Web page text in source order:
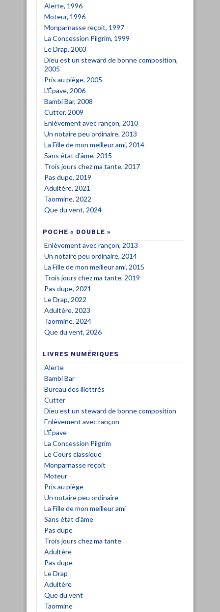
Alerte, 1996
Moteur, 1996
Monparnasse reçoit, 1997
La Concession Pilgrim, 1999
Le Drap, 2003
Dieu est un steward de bonne composition,
2005
Pris au piège, 2005
L'Épave, 2006
Bambi Bar, 2008
Cutter, 2009
Enlèvement avec rançon, 2010
Un notaire peu ordinaire, 2013
La Fille de mon meilleur ami, 2014
Sans état d'âme, 2015
Trois jours chez ma tante, 2017
Pas dupe, 2019
Adultère, 2021
Taormine, 2022
Que du vent, 2024
POCHE « DOUBLE »
Enlèvement avec rançon, 2013
Un notaire peu ordinaire, 2014
La Fille de mon meilleur ami, 2015
Trois jours chez ma tante, 2019
Pas dupe, 2021
Le Drap, 2022
Adultère, 2023
Taormine, 2024
Que du vent, 2026
LIVRES NUMÉRIQUES
Alerte
Bambi Bar
Bureau des illettrés
Cutter
Dieu est un steward de bonne composition
Enlèvement avec rançon
L'Épave
La Concession Pilgrim
Le Cours classique
Monparnasse reçoit
Moteur
Pris au piège
Un notaire peu ordinaire
La Fille de mon meilleur ami
Sans état d'âme
Pas dupe
Trois jours chez ma tante
Adultère
Pas dupe
Le Drap
Adultère
Que du vent
Taormine